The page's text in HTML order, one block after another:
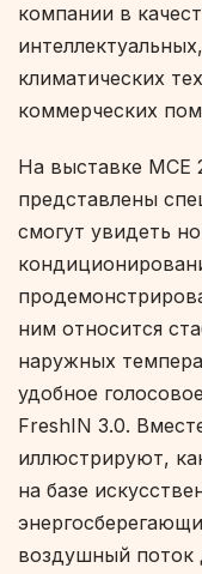
компании в
климатических
коммерческих
На выставке MCE
представлены
смогут увидеть
ним относится
наружных
удобное
FreshIN 3.0.
иллюстрируют,
на базе
воздушный поток